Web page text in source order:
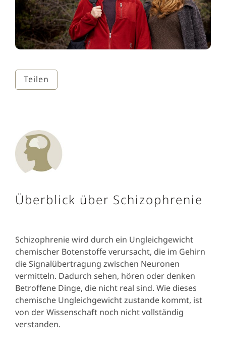
Teilen
Überblick über Schizophrenie
Schizophrenie wird durch ein Ungleichgewicht
chemischer Botenstoffe verursacht, die im Gehirn
die Signalübertragung zwischen Neuronen
vermitteln. Dadurch sehen, hören oder denken
Betroffene Dinge, die nicht real sind. Wie dieses
chemische Ungleichgewicht zustande kommt, ist
von der Wissenschaft noch nicht vollständig
verstanden.